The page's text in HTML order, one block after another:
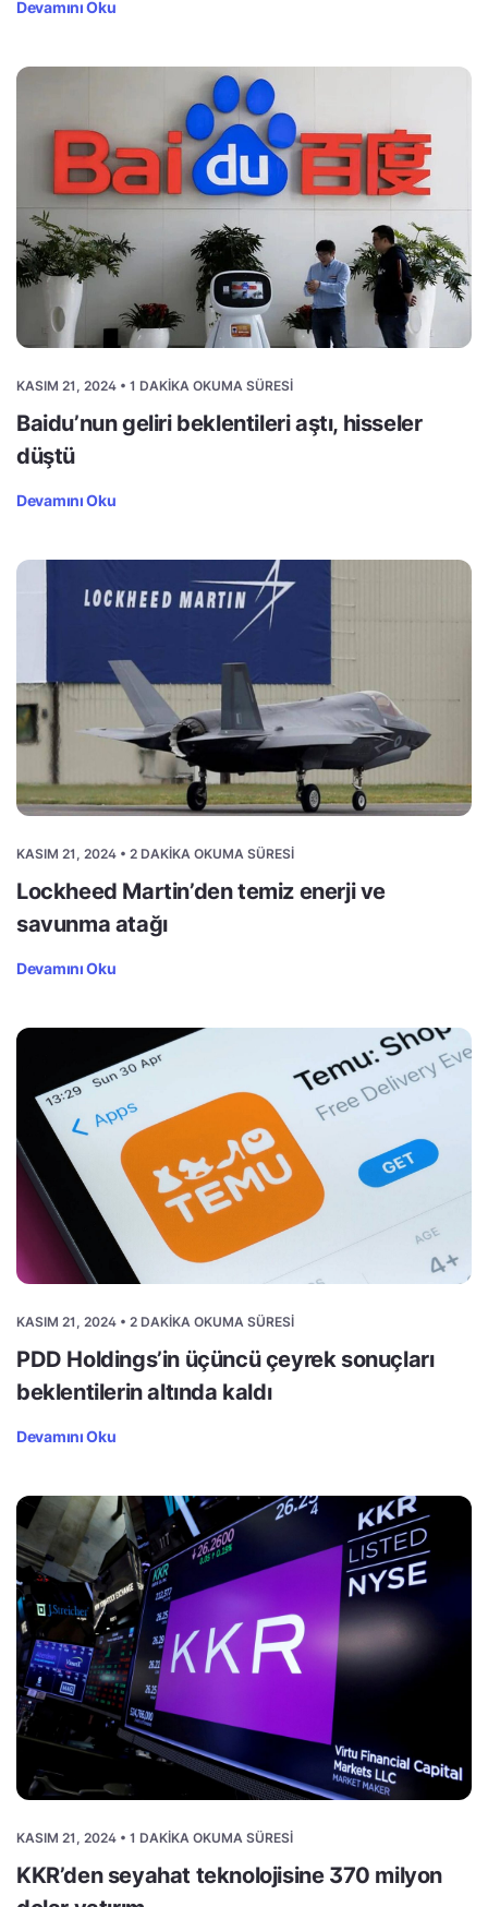
Devamını Oku
KASIM 21, 2024 • 1 DAKIKA OKUMA SÜRESI
Baidu’nun geliri beklentileri aştı, hisseler
düştü
Devamını Oku
KASIM 21, 2024 • 2 DAKIKA OKUMA SÜRESI
Lockheed Martin’den temiz enerji ve
savunma atağı
Devamını Oku
KASIM 21, 2024 • 2 DAKIKA OKUMA SÜRESI
PDD Holdings’in üçüncü çeyrek sonuçları
beklentilerin altında kaldı
Devamını Oku
KASIM 21, 2024 • 1 DAKIKA OKUMA SÜRESI
KKR’den seyahat teknolojisine 370 milyon